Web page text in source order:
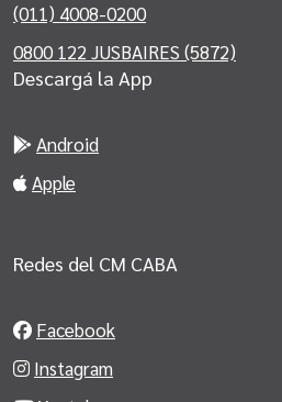
(011) 4008-0200
0800 122 JUSBAIRES (5872)
Descargá la App
Android
Apple
Redes del CM CABA
Facebook
Instagram